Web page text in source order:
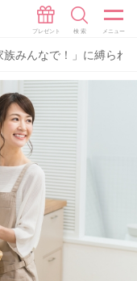
族みんなで！」に縛ら